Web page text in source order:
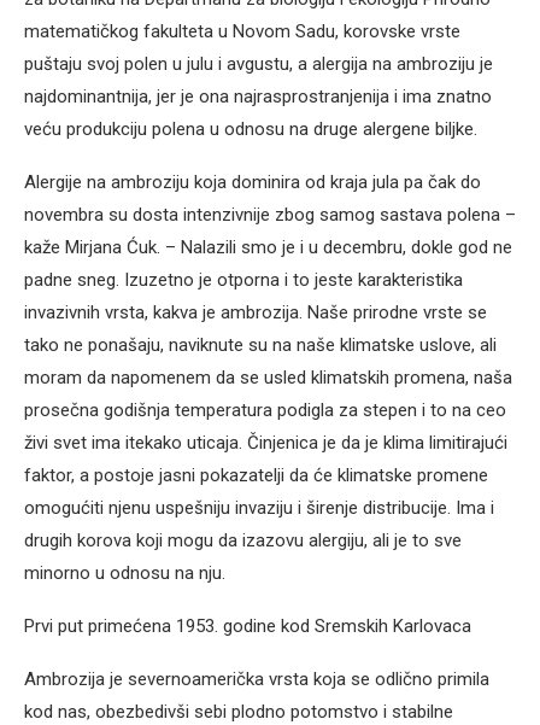
matematičkog fakulteta u Novom Sadu, korovske vrste
puštaju svoj polen u julu i avgustu, a alergija na ambroziju je
najdominantnija, jer je ona najrasprostranjenija i ima znatno
veću produkciju polena u odnosu na druge alergene biljke.
Alergije na ambroziju koja dominira od kraja jula pa čak do
novembra su dosta intenzivnije zbog samog sastava polena –
kaže Mirjana Ćuk. – Nalazili smo je i u decembru, dokle god ne
padne sneg. Izuzetno je otporna i to jeste karakteristika
invazivnih vrsta, kakva je ambrozija. Naše prirodne vrste se
tako ne ponašaju, naviknute su na naše klimatske uslove, ali
moram da napomenem da se usled klimatskih promena, naša
prosečna godišnja temperatura podigla za stepen i to na ceo
živi svet ima itekako uticaja. Činjenica je da je klima limitirajući
faktor, a postoje jasni pokazatelji da će klimatske promene
omogućiti njenu uspešniju invaziju i širenje distribucije. Ima i
drugih korova koji mogu da izazovu alergiju, ali je to sve
minorno u odnosu na nju.
Prvi put primećena 1953. godine kod Sremskih Karlovaca
Ambrozija je severnoamerička vrsta koja se odlično primila
kod nas, obezbedivši sebi plodno potomstvo i stabilne